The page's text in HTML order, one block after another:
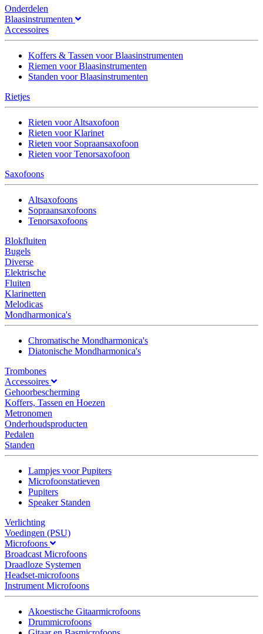
Onderdelen
Blaasinstrumenten
Accessoires
Koffers & Tassen voor Blaasinstrumenten
Riemen voor Blaasinstrumenten
Standen voor Blaasinstrumenten
Rietjes
Rieten voor Altsaxofoon
Rieten voor Klarinet
Rieten voor Sopraansaxofoon
Rieten voor Tenorsaxofoon
Saxofoons
Altsaxofoons
Sopraansaxofoons
Tenorsaxofoons
Blokfluiten
Bugels
Diverse
Elektrische
Fluiten
Klarinetten
Melodicas
Mondharmonica's
Chromatische Mondharmonica's
Diatonische Mondharmonica's
Trombones
Accessoires
Gehoorbescherming
Koffers, Tassen en Hoezen
Metronomen
Onderhoudsproducten
Pedalen
Standen
Lampjes voor Pupiters
Microfoonstatieven
Pupiters
Speaker Standen
Verlichting
Voedingen (PSU)
Microfoons
Broadcast Microfoons
Draadloze Systemen
Headset-microfoons
Instrument Microfoons
Akoestische Gitaarmicrofoons
Drummicrofoons